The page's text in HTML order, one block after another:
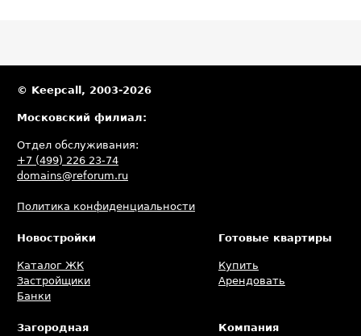
© Keepcall, 2003-2026
Московский филиал:
Отдел обслуживания:
+7 (499) 226 23-74
domains@reforum.ru
Политика конфиденциальности
Новостройки
Каталог ЖК
Застройщики
Банки
Готовые квартиры
Купить
Арендовать
Загородная Компания